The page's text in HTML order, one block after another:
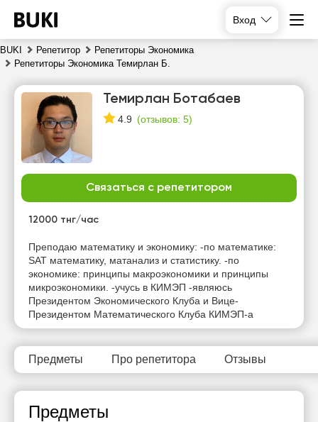
Вход
BUKI Репетитор
Репетиторы Экономика
Репетиторы Экономика Темирлан Б.
Темирлан Ботабаев
4.9 (отзывов: 5)
Связаться с репетитором
12000 тнг/час
Преподаю математику и экономику: -по математике:
SAT математику, матанализ и статистику. -по
экономике: принципы макроэкономики и принципы
микроэкономики. -учусь в КИМЭП -являюсь
Президентом Экономического Клуба и Вице-
Президентом Математического Клуба КИМЭП-а
Предметы Про репетитора Отзывы
Предметы
сб
вс
20:00
20:30
21:00
10:00
10:30
11:00
11:30
12:00
13:00
10:00
10:30
11:00
11:30
12:00
Нет
часов